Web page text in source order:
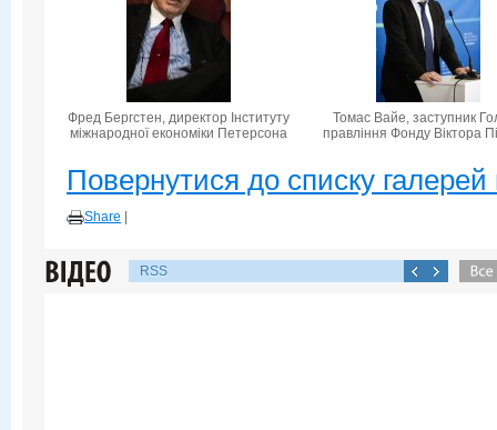
Фред Бергстен, директор Інституту
міжнародної економіки Петерсона
Томас Вайе, заступник
правління Фонду Віктора
Повернутися до списку галерей
Share
RSS